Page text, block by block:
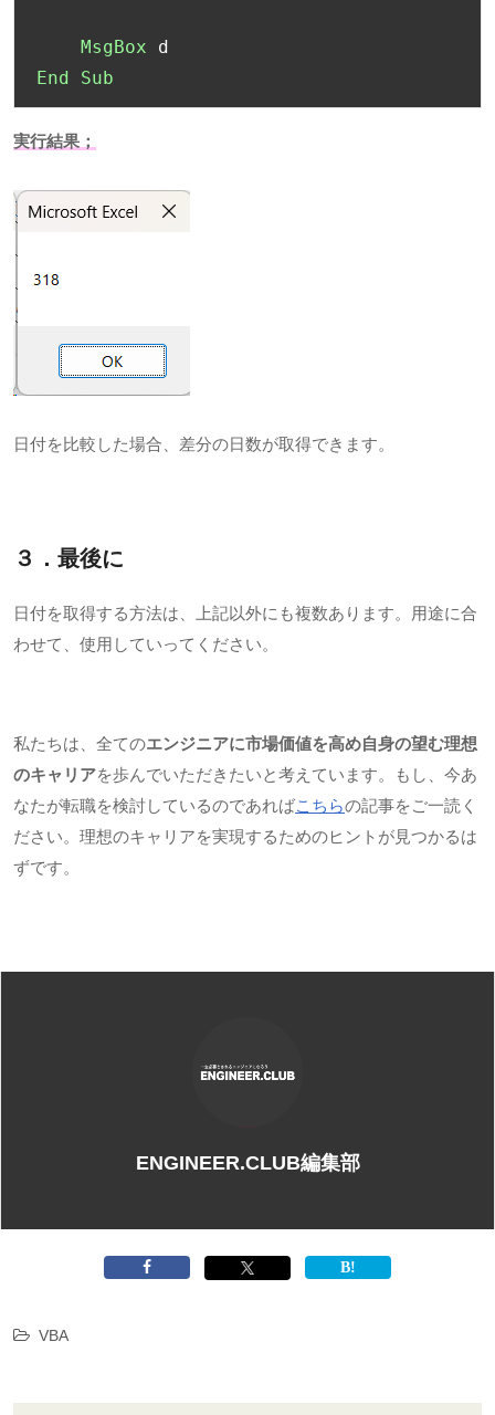
MsgBox
End
Sub
実行結果；
日付を比較した場合、差分の日数が取得できます。
３．最後に
日付を取得する方法は、上記以外にも複数あります。用途に合
わせて、使用していってください。
私たちは、全てのエンジニアに市場価値を高め自身の望む理想
のキャリアを歩んでいただきたいと考えています。もし、今あ
なたが転職を検討しているのであればこちらの記事をご一読く
ださい。理想のキャリアを実現するためのヒントが見つかるは
ずです。
ENGINEER.CLUB編集部
VBA